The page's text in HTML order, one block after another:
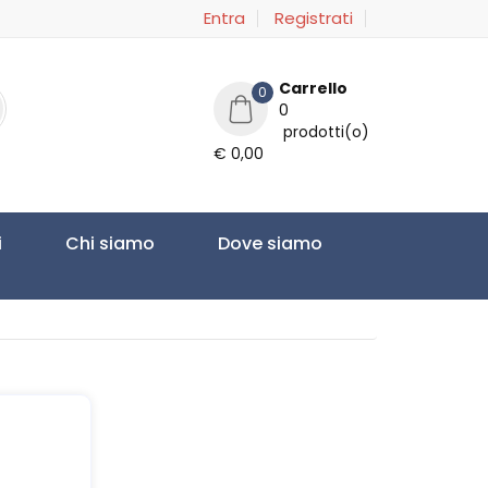
Entra Registrati
0
Carrello
0
prodotti(o)
€ 0,00
Chi siamo Dove siamo